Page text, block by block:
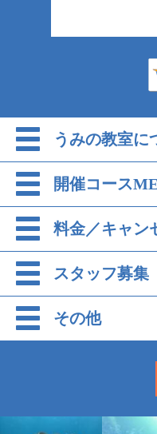
うみの教室に
開催コース
料金／キャン
スタッフ募集
その他